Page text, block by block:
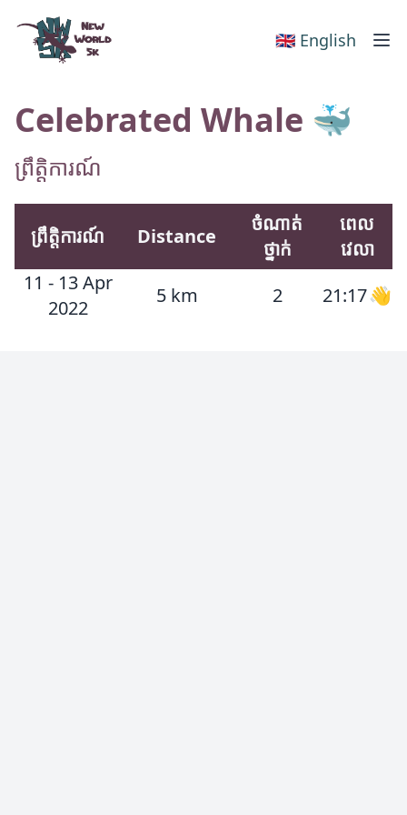
New World 5k
🇬🇧 English
Celebrated Whale 🐳
ព្រឹត្តិការណ៍
ព្រឹត្តិការណ៍ Distance
ចំណាត់
ថ្នាក់
ពេល
វេលា
11 - 13 Apr
2022
5 km 2 21:17👋